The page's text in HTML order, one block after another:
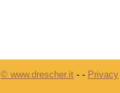
© www.drescher.it - - Privacy